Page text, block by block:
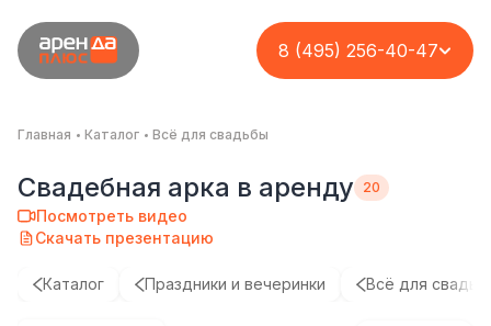
8 (495) 256-40-47
Главная Каталог Всё для свадьбы
Свадебная арка в аренду
Посмотреть видео
Скачать презентацию
Каталог Праздники и вечеринки Всё для